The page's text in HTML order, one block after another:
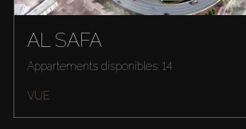
AL SAFA
Appartements disponibles: 14
VUE